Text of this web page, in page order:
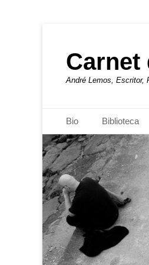
Carnet
André Lemos, Escritor,
Menu principal
para
o
conteúdo
Bio Biblioteca